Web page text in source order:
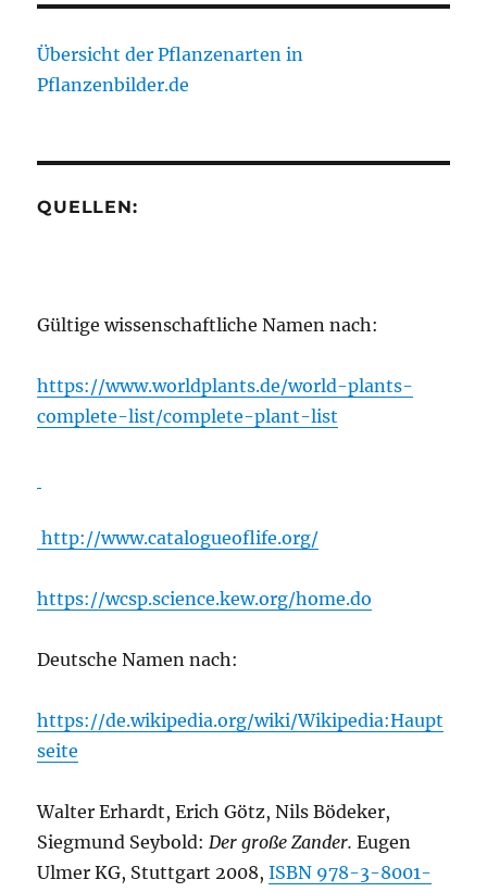
Übersicht der Pflanzenarten in
Pflanzenbilder.de
QUELLEN:
Gültige wissenschaftliche Namen nach:
https://www.worldplants.de/world-plants-
complete-list/complete-plant-list
http://www.catalogueoflife.org/
https://wcsp.science.kew.org/home.do
Deutsche Namen nach:
https://de.wikipedia.org/wiki/Wikipedia:Haupt
seite
Walter Erhardt, Erich Götz, Nils Bödeker,
Siegmund Seybold:Der große Zander. Eugen
Ulmer KG, Stuttgart 2008,ISBN 978-3-8001-